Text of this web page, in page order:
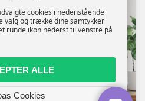
cookies i nedenstående
valg og trække dine samtykker
runde ikon nederst til venstre på
ALLE
Cookies